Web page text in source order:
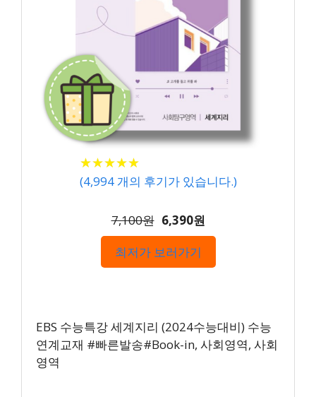
★★★★★
★★★★★
(4,994개의 후기가 있습니다.)
7,100원 6,390원
최저가 보러가기
EBS 수능특강 세계지리 (2024수능대비) 수능
연계교재 #빠른발송#Book-in, 사회영역, 사회
영역